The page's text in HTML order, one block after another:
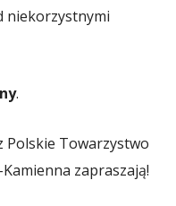
niekorzystnymi
.
Polskie Towarzystwo
zapraszają!